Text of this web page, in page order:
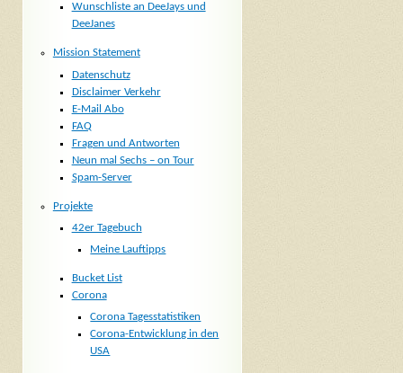
Wunschliste an DeeJays und
DeeJanes
Mission Statement
Datenschutz
Disclaimer Verkehr
E-Mail Abo
FAQ
Fragen und Antworten
Neun mal Sechs – on Tour
Spam-Server
Projekte
42er Tagebuch
Meine Lauftipps
Bucket List
Corona
Corona Tagesstatistiken
Corona-Entwicklung in den
USA